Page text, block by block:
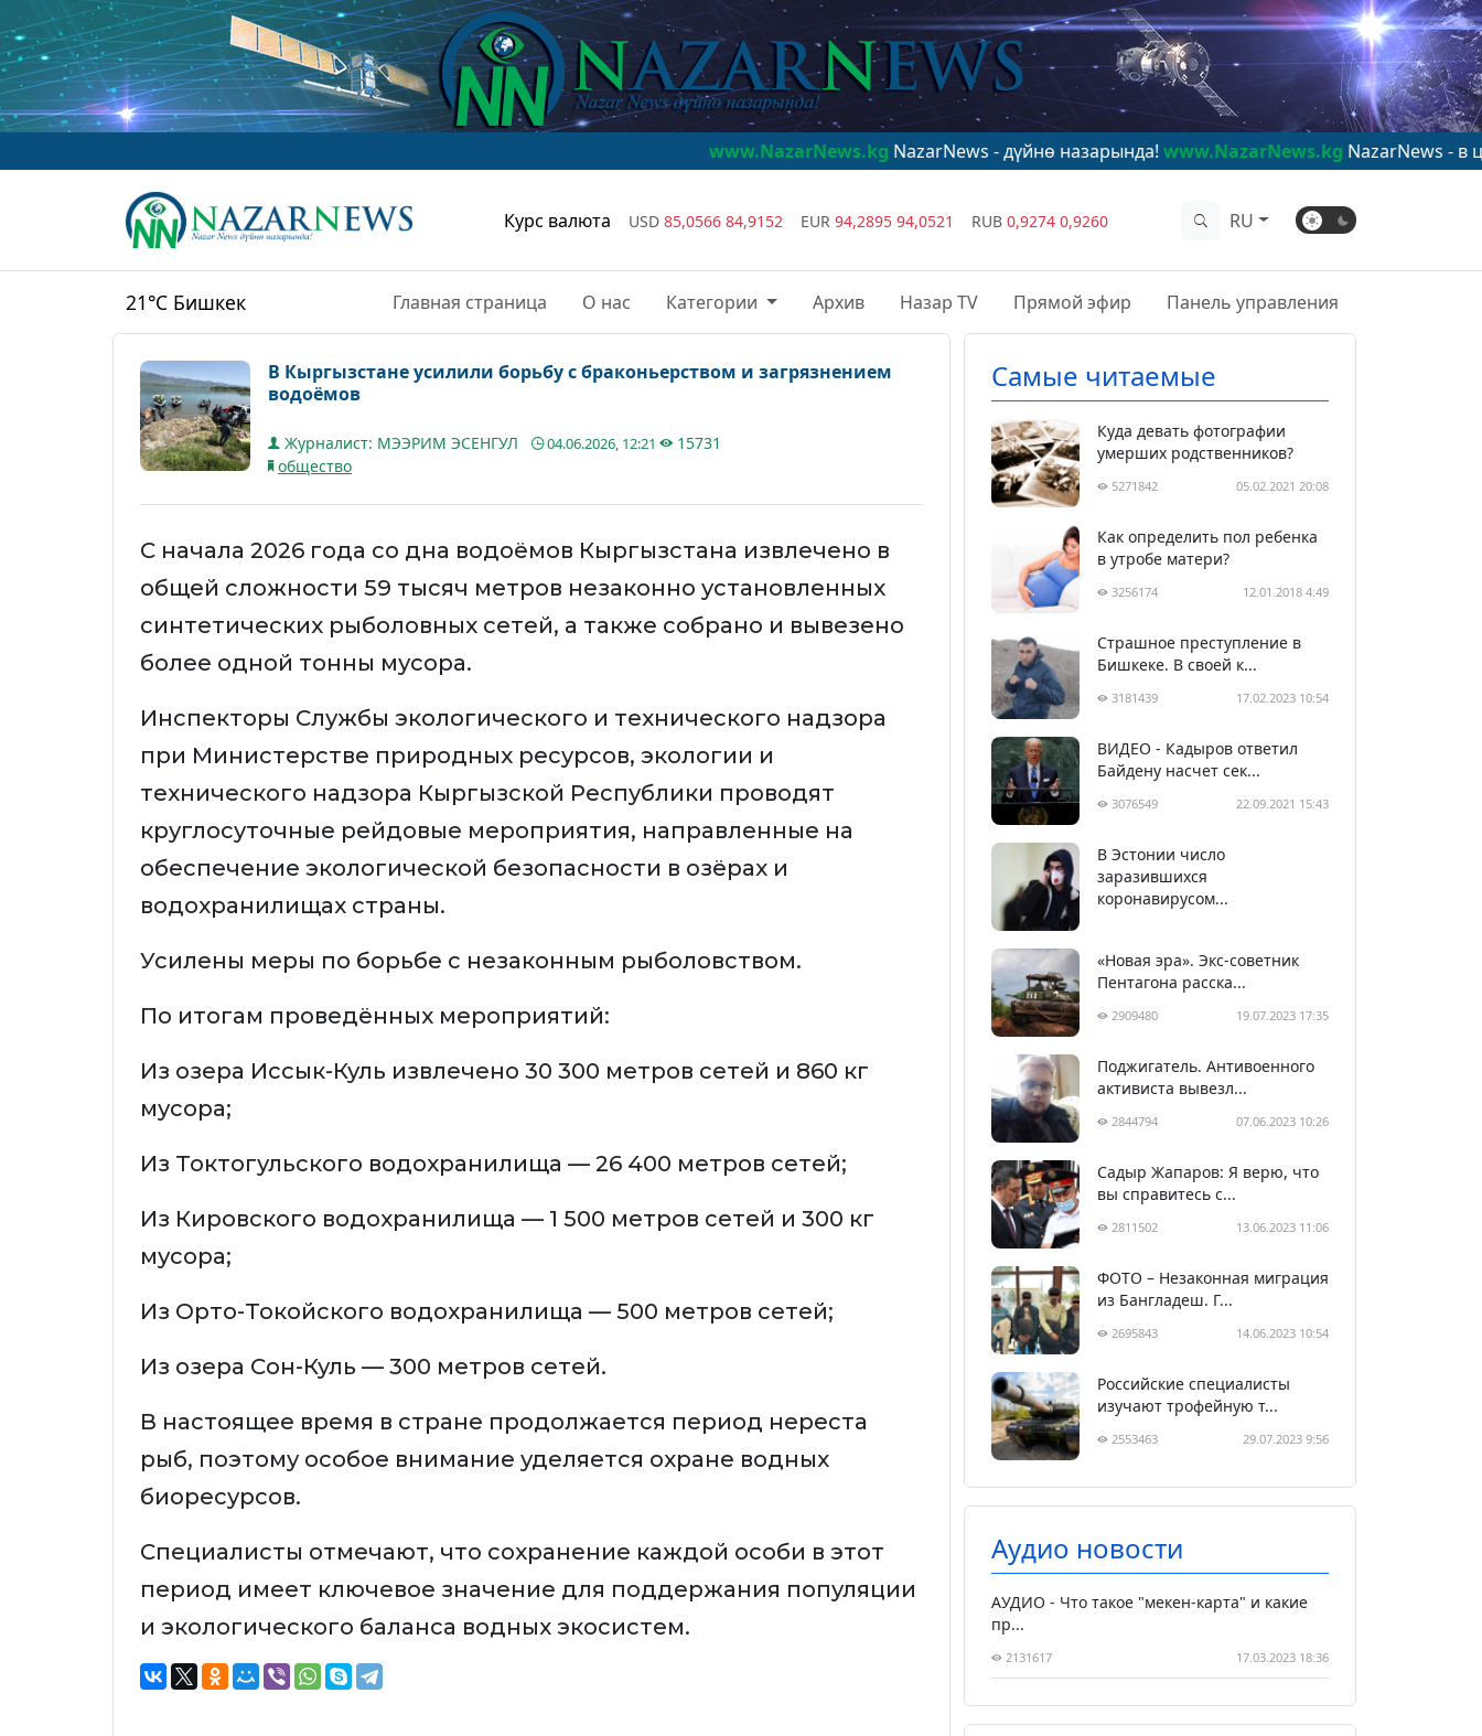
www.NazarNews.kgNazarNews - дүйнө назарында!www.NazarNews.kgNazarNews - в центре
Курс валюта USD 85,0566 84,9152 EUR 94,2895 94,0521 RUB 0,9274 0,9260 RU
21°C Бишкек Главная страница О нас Категории Архив Назар TV Прямой эфир Панель управления
В Кыргызстане усилили борьбу с браконьерством и загрязнением
водоёмов
Журналист: МЭЭРИМ ЭСЕНГУЛ 04.06.2026, 12:21
15731
общество
С начала 2026 года со дна водоёмов Кыргызстана извлечено в
общей сложности 59 тысяч метров незаконно установленных
синтетических рыболовных сетей, а также собрано и вывезено
более одной тонны мусора.
Инспекторы Службы экологического и технического надзора
при Министерстве природных ресурсов, экологии и
технического надзора Кыргызской Республики проводят
круглосуточные рейдовые мероприятия, направленные на
обеспечение экологической безопасности в озёрах и
водохранилищах страны.
Усилены меры по борьбе с незаконным рыболовством.
По итогам проведённых мероприятий:
Из озера Иссык-Куль извлечено 30 300 метров сетей и 860 кг
мусора;
Из Токтогульского водохранилища — 26 400 метров сетей;
Из Кировского водохранилища — 1 500 метров сетей и 300 кг
мусора;
Из Орто-Токойского водохранилища — 500 метров сетей;
Из озера Сон-Куль — 300 метров сетей.
В настоящее время в стране продолжается период нереста
рыб, поэтому особое внимание уделяется охране водных
биоресурсов.
Специалисты отмечают, что сохранение каждой особи в этот
период имеет ключевое значение для поддержания популяции
и экологического баланса водных экосистем.
Самые читаемые
Куда девать фотографии
умерших родственников?
5271842 05.02.2021 20:08
Как определить пол ребенка
в утробе матери?
3256174 12.01.2018 4:49
Страшное преступление в
Бишкеке. В своей к...
3181439 17.02.2023 10:54
ВИДЕО - Кадыров ответил
Байдену насчет сек...
3076549 22.09.2021 15:43
В Эстонии число
заразившихся
коронавирусом...
«Новая эра». Экс-советник
Пентагона расска...
2909480 19.07.2023 17:35
Поджигатель. Антивоенного
активиста вывезл...
2844794 07.06.2023 10:26
Садыр Жапаров: Я верю, что
вы справитесь с...
2811502 13.06.2023 11:06
ФОТО – Незаконная миграция
из Бангладеш. Г...
2695843 14.06.2023 10:54
Российские специалисты
изучают трофейную т...
2553463 29.07.2023 9:56
Аудио новости
АУДИО - Что такое "мекен-карта" и какие
пр...
2131617 17.03.2023 18:36